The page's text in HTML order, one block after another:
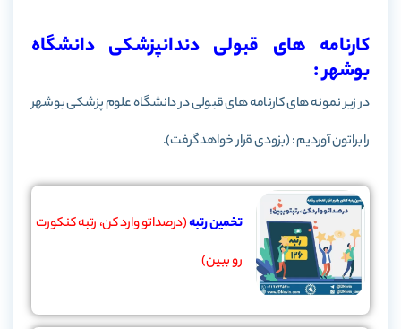
کارنامه های قبولی دندانپزشکی دانشگاه
بوشهر :
در زیر نمونه های کارنامه های قبولی در دانشگاه علوم پزشکی بوشهر
را براتون آوردیم : (بزودی قرار خواهد گرفت).
تخمین رتبه(درصداتو وارد کن، رتبه کنکورت
رو ببین)